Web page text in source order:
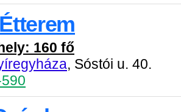
160 fő
, Sóstói u. 40.